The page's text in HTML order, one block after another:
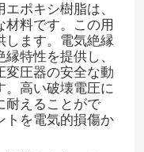
ポキシ樹脂は、
材料です。この用
します。電気絶縁
特性を提供し、
変圧器の安全な動
。高い破壊電圧に
耐えることがで
トを電気的損傷か